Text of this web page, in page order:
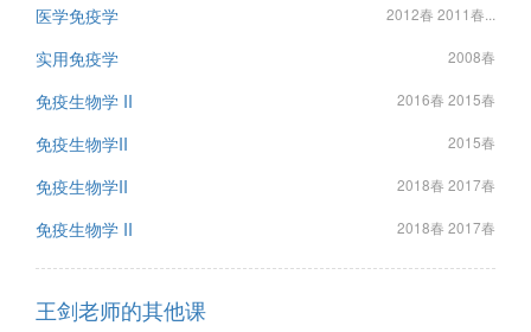
医学免疫学 2012春 2011春...
实用免疫学 2008春
免疫生物学 II 2016春 2015春
免疫生物学II 2015春
免疫生物学II 2018春 2017春
免疫生物学 II 2018春 2017春
王剑老师的其他课